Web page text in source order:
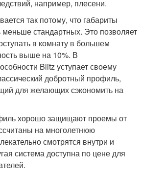
например, плесени.
так потому, что габариты
стандартных. Это позволяет
в комнату в большем
выше на 10%. В
Blitz уступает своему
добротный профиль,
для желающих сэкономить на
хорошо защищают проемы от
на многолетнюю
смотрятся внутри и
система доступна по цене для